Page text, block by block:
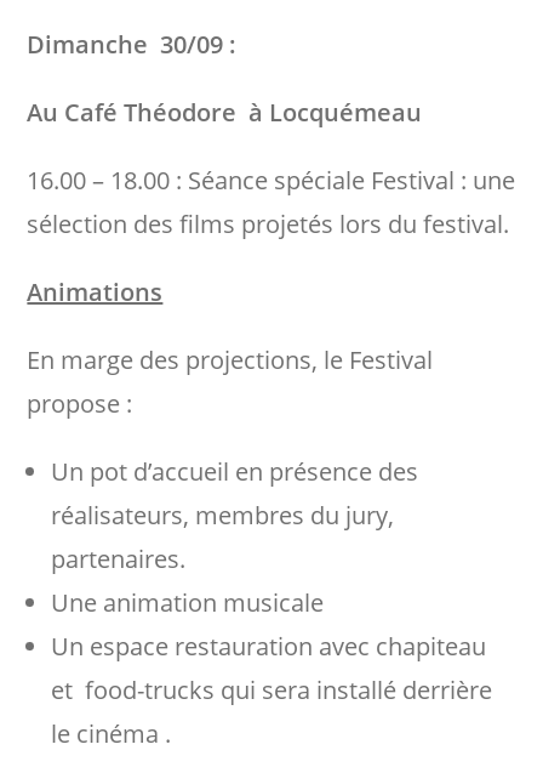
Dimanche 30/09 :
Au Café Théodore à Locquémeau
16.00 – 18.00 : Séance spéciale Festival : une
sélection des films projetés lors du festival.
Animations
En marge des projections, le Festival
propose :
Un pot d’accueil en présence des
réalisateurs, membres du jury,
partenaires.
Une animation musicale
Un espace restauration avec chapiteau
et food-trucks qui sera installé derrière
le cinéma .